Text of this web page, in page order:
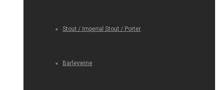
Stout / Imperial Stout / Porter
Barleywine